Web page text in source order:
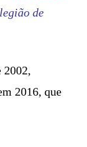
de
2002,
2016, que